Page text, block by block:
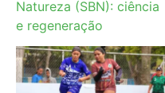
Natureza (SBN): ciência
e regeneração